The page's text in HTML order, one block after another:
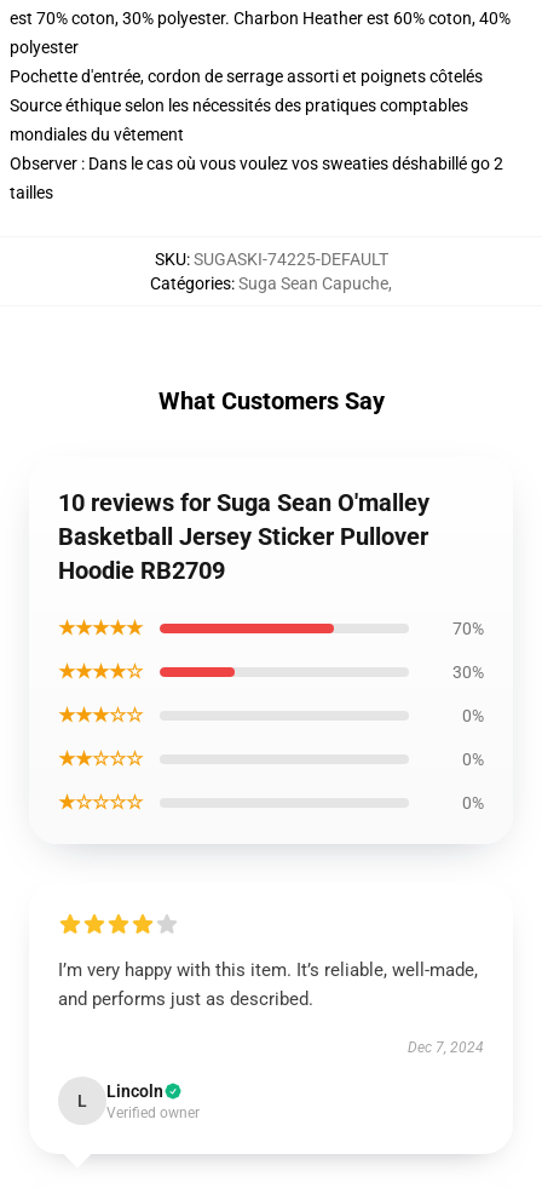
est 70% coton, 30% polyester. Charbon Heather est 60% coton, 40%
polyester
Pochette d'entrée, cordon de serrage assorti et poignets côtelés
Source éthique selon les nécessités des pratiques comptables
mondiales du vêtement
Observer : Dans le cas où vous voulez vos sweaties déshabillé go 2
tailles
SKU:SUGASKI-74225-DEFAULT
Catégories:Suga Sean Capuche,
What Customers Say
10 reviews for Suga Sean O'malley
Basketball Jersey Sticker Pullover
Hoodie RB2709
★★★★★ 70%
★★★★☆ 30%
★★★☆☆ 0%
★★☆☆☆ 0%
★☆☆☆☆ 0%
I’m very happy with this item. It’s reliable, well-made,
and performs just as described.
Dec 7, 2024
L Lincoln
Verified owner